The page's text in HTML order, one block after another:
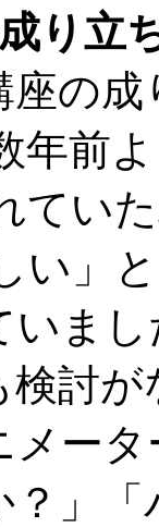
り立
の成
前よ
てい
い」
いまし
討が
メー
？」